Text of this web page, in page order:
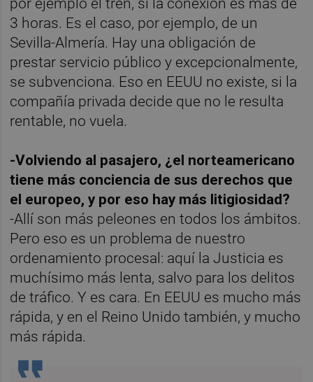
por ejemplo el tren, si la conexión es más de
3 horas. Es el caso, por ejemplo, de un
Sevilla-Almería. Hay una obligación de
prestar servicio público y excepcionalmente,
se subvenciona. Eso en EEUU no existe, si la
compañía privada decide que no le resulta
rentable, no vuela.
-Volviendo al pasajero, ¿el norteamericano
tiene más conciencia de sus derechos que
el europeo, y por eso hay más litigiosidad?
-Allí son más peleones en todos los ámbitos.
Pero eso es un problema de nuestro
ordenamiento procesal: aquí la Justicia es
muchísimo más lenta, salvo para los delitos
de tráfico. Y es cara. En EEUU es mucho más
rápida, y en el Reino Unido también, y mucho
más rápida.